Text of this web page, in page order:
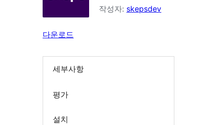
작성자: skepsdev
다운로드
세부사항
평가
설치